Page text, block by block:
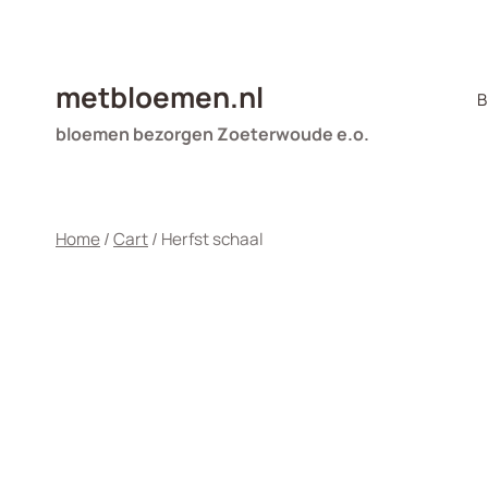
metbloemen.nl
bloemen bezorgen Zoeterwoude e.o.
Home/Cart/ Herfst schaal